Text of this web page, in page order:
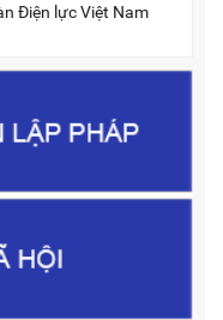
Điện lực Việt Nam